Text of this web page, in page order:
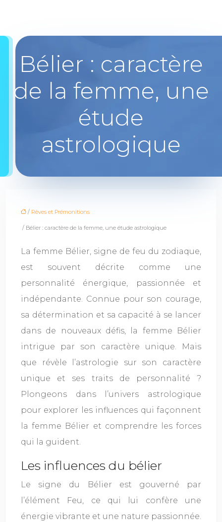
Bélier : caractère
de la femme, une
étude
astrologique
/ Rêves et Prémonitions
/ Bélier : caractère de la femme, une étude astrologique
La femme Bélier, signe de feu du zodiaque,
est souvent décrite comme une
personnalité énergique, passionnée et
indépendante. Connue pour son courage,
sa détermination et sa capacité à se lancer
dans de nouveaux défis, la femme Bélier
intrigue par son caractère unique. Mais
que révèle l’astrologie sur son caractère
unique et ses traits de personnalité ?
Plongeons dans l’univers astrologique
pour explorer les influences qui façonnent
la femme Bélier et comprendre les forces
qui la guident.
Les influences du bélier
Le signe du Bélier est gouverné par
l’élément Feu, ce qui lui confère une
énergie vibrante et une nature passionnée.